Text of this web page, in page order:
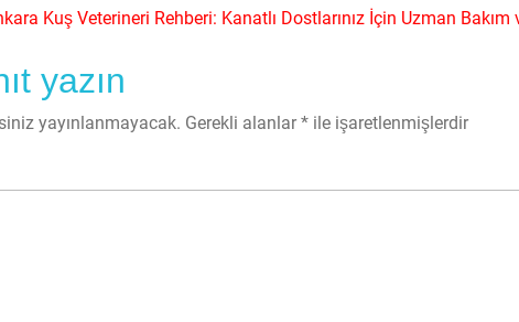
Kuş Veterineri Rehberi: Kanatlı Dostlarınız İçin Uzman
yazın
yayınlanmayacak. Gerekli alanlar* ile işaretlenmişlerdir